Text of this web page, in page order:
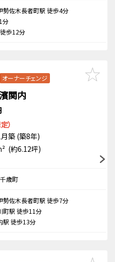
勢佐木長者町駅 徒歩4分
分
歩12分
オーナーチェンジ
関内
）
築 (築8年)
(約6.12坪)
歳町
勢佐木長者町駅 徒歩7分
町駅 徒歩11分
駅 徒歩13分